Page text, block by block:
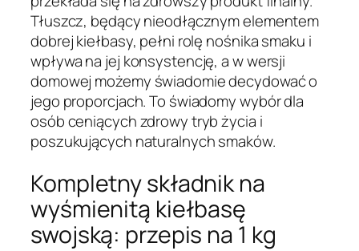
Tłuszcz, będący nieodłącznym elementem
dobrej kiełbasy, pełni rolę nośnika smaku i
wpływa na jej konsystencję, a w wersji
domowej możemy świadomie decydować o
jego proporcjach. To świadomy wybór dla
osób ceniących zdrowy tryb życia i
poszukujących naturalnych smaków.
Kompletny składnik na
wyśmienitą kiełbasę
swojską: przepis na 1 kg